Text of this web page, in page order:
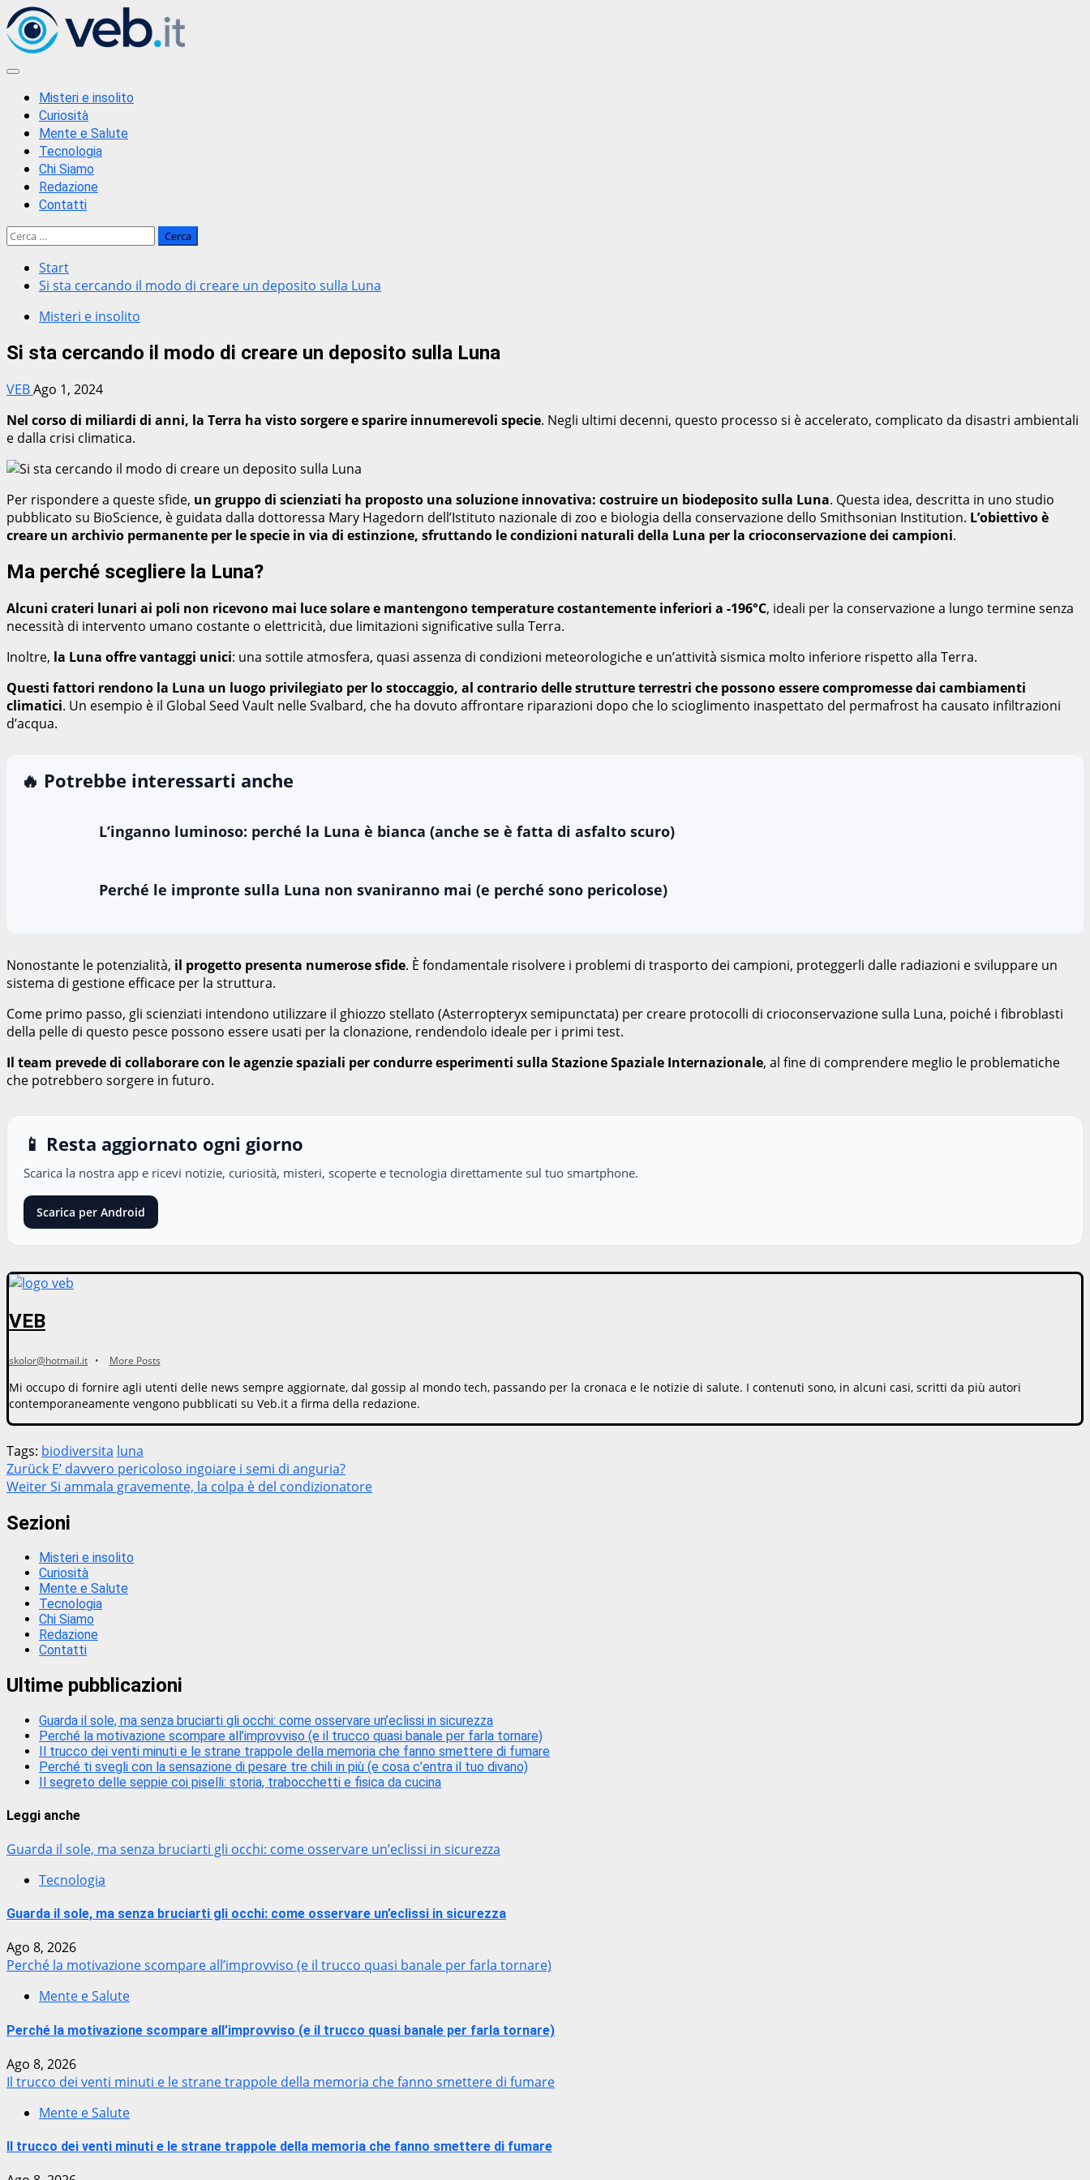
Zum
Inhalt
springen
Primäres
MenüMisteri e insolito
Curiosità
Mente e Salute
Tecnologia
Chi Siamo
Redazione
Contatti
Ricerca
Start
Si sta cercando il modo di creare un deposito sulla Luna
Misteri e insolito
Si sta cercando il modo di creare un deposito sulla Luna
VEBAgo 1, 2024
Nel corso di miliardi di anni, la Terra ha visto sorgere e sparire innumerevoli specie. Negli ultimi decenni, questo processo si è accelerato, complicato da disastri ambientali
e dalla crisi climatica.
Per rispondere a queste sfide, un gruppo di scienziati ha proposto una soluzione innovativa: costruire un biodeposito sulla Luna. Questa idea, descritta in uno studio
pubblicato su BioScience, è guidata dalla dottoressa Mary Hagedorn dell’Istituto nazionale di zoo e biologia della conservazione dello Smithsonian Institution. L’obiettivo è
creare un archivio permanente per le specie in via di estinzione, sfruttando le condizioni naturali della Luna per la crioconservazione dei campioni.
Ma perché scegliere la Luna?
Alcuni crateri lunari ai poli non ricevono mai luce solare e mantengono temperature costantemente inferiori a -196°C, ideali per la conservazione a lungo termine senza
necessità di intervento umano costante o elettricità, due limitazioni significative sulla Terra.
Inoltre, la Luna offre vantaggi unici: una sottile atmosfera, quasi assenza di condizioni meteorologiche e un’attività sismica molto inferiore rispetto alla Terra.
Questi fattori rendono la Luna un luogo privilegiato per lo stoccaggio, al contrario delle strutture terrestri che possono essere compromesse dai cambiamenti
climatici. Un esempio è il Global Seed Vault nelle Svalbard, che ha dovuto affrontare riparazioni dopo che lo scioglimento inaspettato del permafrost ha causato infiltrazioni
d’acqua.
🔥 Potrebbe interessarti anche
L’inganno luminoso: perché la Luna è bianca (anche se è fatta di asfalto scuro)
Perché le impronte sulla Luna non svaniranno mai (e perché sono pericolose)
Nonostante le potenzialità, il progetto presenta numerose sfide. È fondamentale risolvere i problemi di trasporto dei campioni, proteggerli dalle radiazioni e sviluppare un
sistema di gestione efficace per la struttura.
Come primo passo, gli scienziati intendono utilizzare il ghiozzo stellato (Asterropteryx semipunctata) per creare protocolli di crioconservazione sulla Luna, poiché i fibroblasti
della pelle di questo pesce possono essere usati per la clonazione, rendendolo ideale per i primi test.
Il team prevede di collaborare con le agenzie spaziali per condurre esperimenti sulla Stazione Spaziale Internazionale, al fine di comprendere meglio le problematiche
che potrebbero sorgere in futuro.
📱 Resta aggiornato ogni giorno
Scarica la nostra app e ricevi notizie, curiosità, misteri, scoperte e tecnologia direttamente sul tuo smartphone.
Scarica per Android
VEB
skolor@hotmail.it • More Posts
Mi occupo di fornire agli utenti delle news sempre aggiornate, dal gossip al mondo tech, passando per la cronaca e le notizie di salute. I contenuti sono, in alcuni casi, scritti da più autori
contemporaneamente vengono pubblicati su Veb.it a firma della redazione.
Tags: biodiversita luna
Beitragsnavigation
Zurück E’ davvero pericoloso ingoiare i semi di anguria?
WeiterSi ammala gravemente, la colpa è del condizionatore
Sezioni
Misteri e insolito
Curiosità
Mente e Salute
Tecnologia
Chi Siamo
Redazione
Contatti
Ultime pubblicazioni
Guarda il sole, ma senza bruciarti gli occhi: come osservare un’eclissi in sicurezza
Perché la motivazione scompare all’improvviso (e il trucco quasi banale per farla tornare)
Il trucco dei venti minuti e le strane trappole della memoria che fanno smettere di fumare
Perché ti svegli con la sensazione di pesare tre chili in più (e cosa c’entra il tuo divano)
Il segreto delle seppie coi piselli: storia, trabocchetti e fisica da cucina
Leggi anche
Guarda il sole, ma senza bruciarti gli occhi: come osservare un’eclissi in sicurezza
Tecnologia
Guarda il sole, ma senza bruciarti gli occhi: come osservare un’eclissi in sicurezza
Ago 8, 2026
Perché la motivazione scompare all’improvviso (e il trucco quasi banale per farla tornare)
Mente e Salute
Perché la motivazione scompare all’improvviso (e il trucco quasi banale per farla tornare)
Ago 8, 2026
Il trucco dei venti minuti e le strane trappole della memoria che fanno smettere di fumare
Mente e Salute
Il trucco dei venti minuti e le strane trappole della memoria che fanno smettere di fumare